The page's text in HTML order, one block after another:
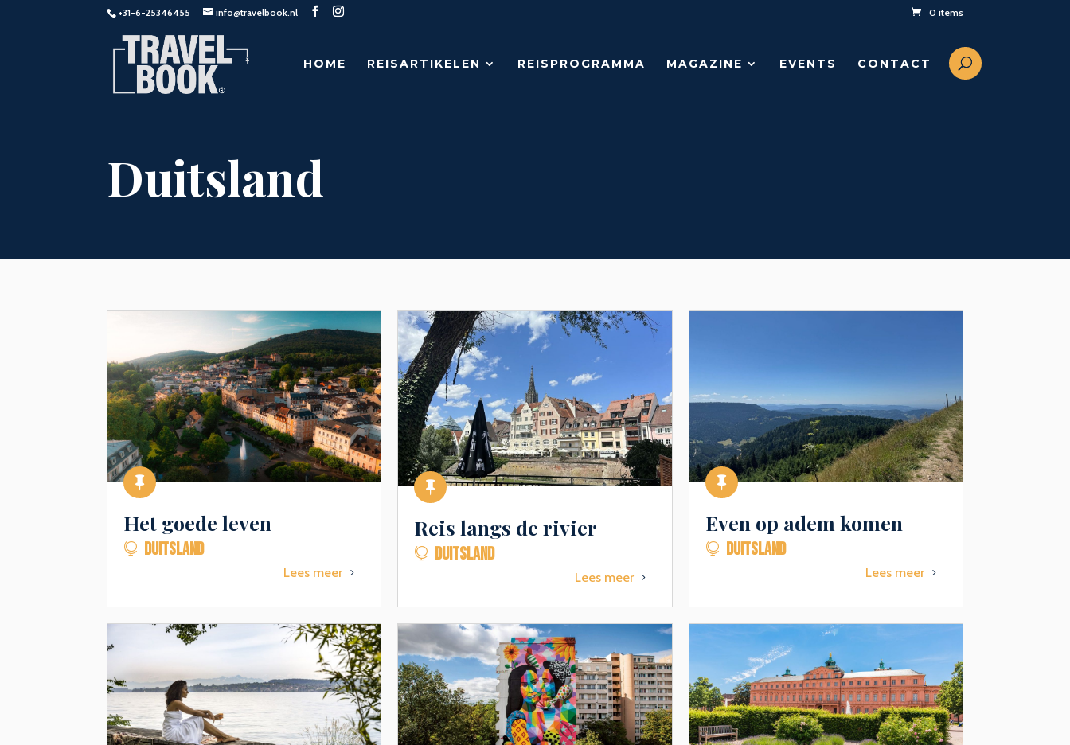
+31-6-25346455 info@travelbook.nl 0 items
HOME REISARTIKELEN REISPROGRAMMA MAGAZINE EVENTS CONTACT
Duitsland

Het goede leven
 DUITSLAND
Lees meer 5

Reis langs de rivier
 DUITSLAND
Lees meer 5

Even op adem komen
 DUITSLAND
Lees meer 5